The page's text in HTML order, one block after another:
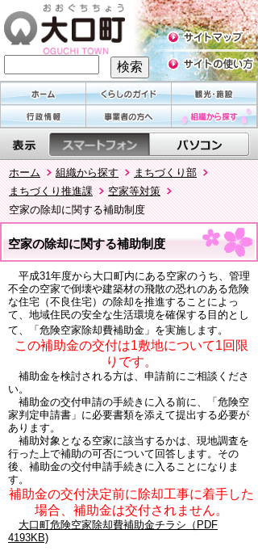
ホーム 組織から探す
まちづくり部
まちづくり推進課
空家等対策
空家の除却に関する補助制度
空家の除却に関する補助制度
平成31年度から大口町内にある空家のうち、管理
不全の空家で倒壊や建築材の飛散の恐れのある危険
な住宅（不良住宅）の除却を推進することによっ
て、地域住民の安全な生活環境を確保する目的とし
て、「危険空家除却費補助金」を実施します。
この補助金の交付は1敷地について1回限
りです。
補助金を検討される方は、申請前にご相談くださ
い。
補助金の交付申請の手続きに入る前に、「危険空
家判定申請書」に必要書類を添えて提出する必要が
あります。
補助対象となる空家に該当するかは、現地調査を
行った上で補助の可否について回答します。その
後、補助金の交付申請手続きに入ることになりま
す。
補助金の交付決定前に除却工事に着手した
場合、補助金は交付されません。
大口町危険空家除却費補助金チラシ（PDF
4193KB)